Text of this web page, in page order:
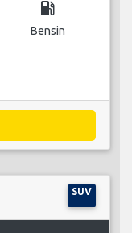
local_gas_station
Bensin
SUV